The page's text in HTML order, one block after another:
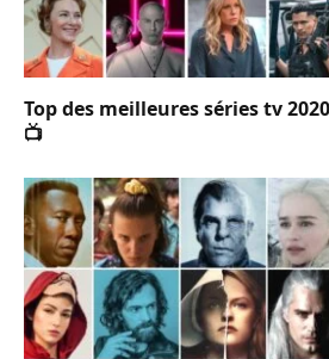
Top des meilleures séries tv
📺